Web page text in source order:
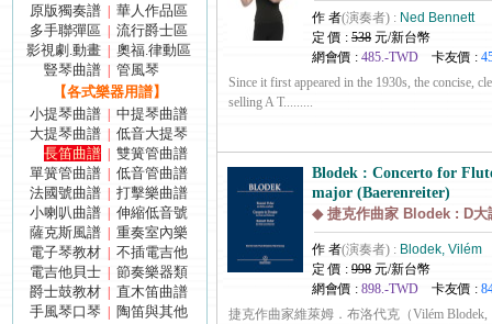
原版獨奏譜
華人作品區
多手聯彈區
流行爵士區
影視劇.動畫
奧福.律動區
豎琴曲譜
管風琴
【各式樂器用譜】
小提琴曲譜
中提琴曲譜
大提琴曲譜
低音大提琴
長笛曲譜
雙簧管曲譜
單簧管曲譜
低音管曲譜
法國號曲譜
打擊樂曲譜
小喇叭曲譜
伸縮低音號
薩克斯風譜
重奏室內樂
電子琴教材
不插電吉他
電吉他貝士
節奏樂器類
爵士鼓教材
直木笛曲譜
手風琴口琴
陶笛與其他
作 者(演奏者) : Ned Bennett
定 價 : 538 元/新台幣
網會價 : 485.-TWD 卡友價 :
Since it first appeared in the 1930s, the concise,
selling A T.........
Blodek : Concerto for
major (Baerenreiter)
◆ 捷克作曲家 Blodek : D大
作 者(演奏者) : Blodek, Vilém
定 價 : 998 元/新台幣
網會價 : 898.-TWD 卡友價 :
捷克作曲家維萊姆．布洛代克（Vilém Blodek,